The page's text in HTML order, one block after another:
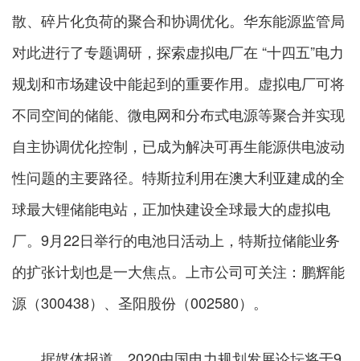
散、碎片化负荷的聚合和协调优化。华东能源监管局
对此进行了专题调研，探索虚拟电厂在 “十四五”电力
规划和市场建设中能起到的重要作用。虚拟电厂可将
不同空间的储能、微电网和分布式电源等聚合并实现
自主协调优化控制，已成为解决可再生能源供电波动
性问题的主要路径。特斯拉利用在澳大利亚建成的全
球最大锂储能电站，正加快建设全球最大的虚拟电
厂。9月22日举行的电池日活动上，特斯拉储能业务
的扩张计划也是一大焦点。上市公司可关注：鹏辉能
源（300438）、圣阳股份（002580）。